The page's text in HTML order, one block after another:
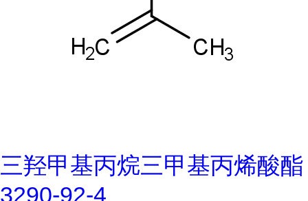
三羟甲基丙烷三甲基丙烯酸酯
3290-92-4